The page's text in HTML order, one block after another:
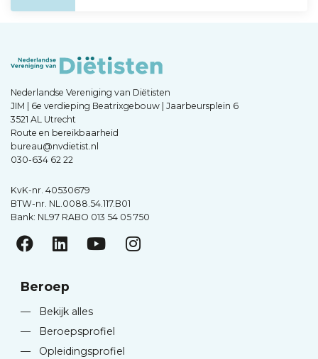
Nederlandse Vereniging van Diëtisten
JIM | 6e verdieping Beatrixgebouw | Jaarbeursplein 6
3521 AL Utrecht
Route en bereikbaarheid
bureau@nvdietist.nl
030-634 62 22
KvK-nr. 40530679
BTW-nr. NL.0088.54.117.B01
Bank: NL97 RABO 013 54 05 750
Beroep
—
Bekijk alles
—
Beroepsprofiel
—
Opleidingsprofiel